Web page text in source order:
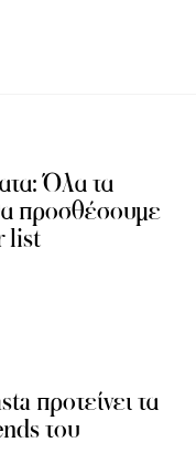
Όλα τα
προσθέσουμε
list
προτείνει τα
του